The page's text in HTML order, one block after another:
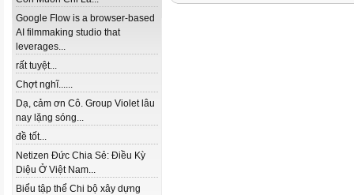
Google Flow is a browser-based
AI filmmaking studio that
leverages...
rất tuyệt...
Chợt nghĩ......
Dạ, cảm ơn Cô. Group Violet lâu
nay lặng sóng...
đề tốt...
Netizen Đức Chia Sẻ: Điều Kỳ
Diệu Ở Việt Nam...
Biểu tập thể Chi bộ xây dựng